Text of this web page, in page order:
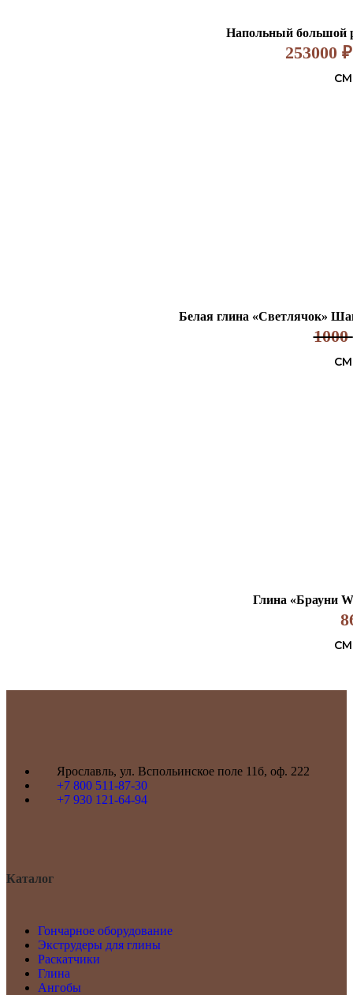
Напольный большой
253000 ₽
Белая глина «Светлячок»
1000
Глина «Брауни
Ярославль, ул. Вспольинское поле 11б, оф. 222
+7 800 511-87-30
+7 930 121-64-94
Каталог
Гончарное оборудование
Экструдеры для глины
Раскатчики
Глина
Ангобы